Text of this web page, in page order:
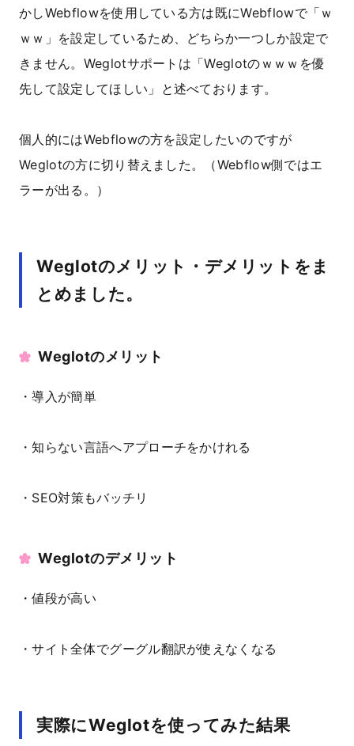
かしWebflowを使用している方は既にWebflowで「ｗ
ｗｗ」を設定しているため、どちらか一つしか設定で
きません。Weglotサポートは「Weglotのｗｗｗを優
先して設定してほしい」と述べております。
個人的にはWebflowの方を設定したいのですが
Weglotの方に切り替えました。（Webflow側ではエ
ラーが出る。）
Weglotのメリット・デメリットをま
とめました。
Weglotのメリット
・導入が簡単
・知らない言語へアプローチをかけれる
・SEO対策もバッチリ
Weglotのデメリット
・値段が高い
・サイト全体でグーグル翻訳が使えなくなる
実際にWeglotを使ってみた結果